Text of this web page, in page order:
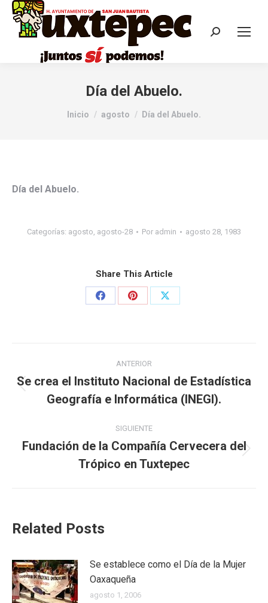
Día del Abuelo.
Estás aquí:
Inicio agosto Día del Abuelo.
Día del Abuelo.
Categorías: agosto, agosto-28 Por admin agosto 28, 1983
Share This Article
ANTERIOR
Se crea el Instituto Nacional de Estadística
Geografía e Informática (INEGI).
SIGUIENTE
Fundación de la Compañía Cervecera del
Trópico en Tuxtepec
Related Posts
Se establece como el Día de la Mujer
Oaxaqueña
agosto 1, 2006